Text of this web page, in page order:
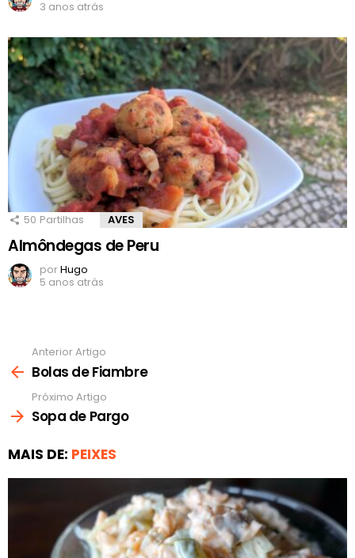
3 anos atrás
50 Partilhas AVES
Almôndegas de Peru
porHugo
5 anos atrás
mais
Anterior Artigo
Bolas de Fiambre
Próximo Artigo
Sopa de Pargo
MAIS DE: PEIXES